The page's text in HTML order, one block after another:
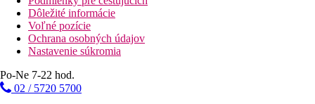
Dôležité informácie
Voľné pozície
Ochrana osobných údajov
Nastavenie súkromia
Po-Ne 7-22 hod.
02 / 5720 5700